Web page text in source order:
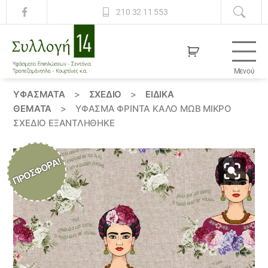
210 32 11 553
14
Μενού
ΥΦΆΣΜΑΤΑ > ΣΧΕΔΙΟ >
ΕΙΔΙΚΆ
ΘΈΜΑΤΑ
>
ΎΦΑΣΜΑ ΦΡΙΝΤΑ ΚΑΛΟ ΜΩΒ ΜΙΚΡΌ
ΣΧΈΔΙΟ ΕΞΑΝΤΛΗΘΗΚΕ
ΠΡΟΣΦΟΡΆ!